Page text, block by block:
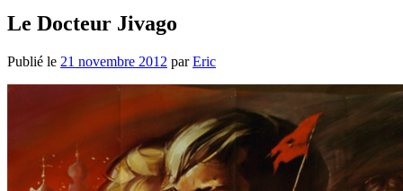
Le Docteur Jivago
Publié le 21 novembre 2012 parEric